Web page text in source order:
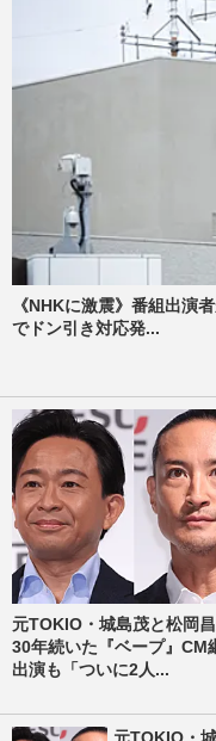
《NHKに激震》番組出演
でドン引き対応発...
元TOKIO・城島茂と松岡昌
30年続いた『ベープ』CM
出演も「ついに2人...
元TOKIO・